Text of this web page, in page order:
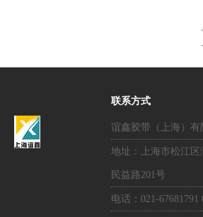
联系方式
谊鑫胶带（上海）有
地址：上海市松江区
民益路201号
电话：021-67681791